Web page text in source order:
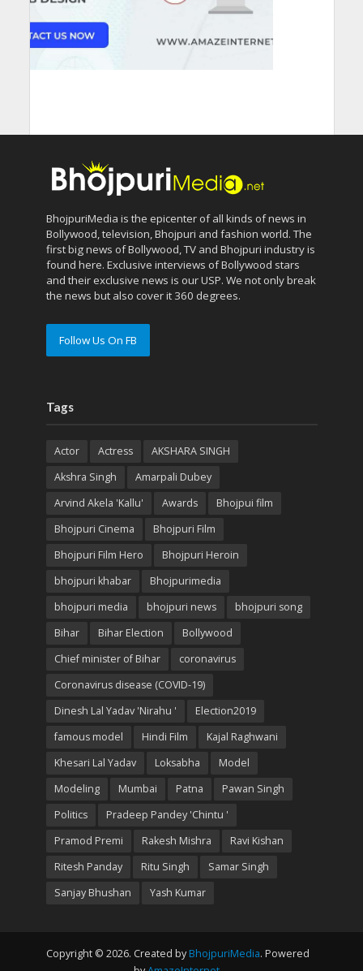
BhojpuriMedia is the epicenter of all kinds of news in
Bollywood, television, Bhojpuri and fashion world. The
first big news of Bollywood, TV and Bhojpuri industry is
found here. Exclusive interviews of Bollywood stars
and their exclusive news is our USP. We not only break
the news but also cover it 360 degrees.
Follow Us On FB
Tags
Actor Actress
AKSHARA SINGH
Akshra Singh
Amarpali Dubey
Arvind Akela 'Kallu'
Awards
Bhojpui film
Bhojpuri Cinema
Bhojpuri Film
Bhojpuri Film Hero
Bhojpuri Heroin
bhojpuri khabar
Bhojpurimedia
bhojpuri media
bhojpuri news
bhojpuri song
Bihar
Bihar Election
Bollywood
Chief minister of Bihar
coronavirus
Coronavirus disease (COVID-19)
Dinesh Lal Yadav 'Nirahu '
Election2019
famous model
Hindi Film
Kajal Raghwani
Khesari Lal Yadav
Loksabha
Model
Modeling
Mumbai Patna
Pawan Singh
Politics
Pradeep Pandey 'Chintu '
Pramod Premi
Rakesh Mishra
Ravi Kishan
Ritesh Panday
Ritu Singh
Samar Singh
Sanjay Bhushan
Yash Kumar
Copyright © 2026. Created by BhojpuriMedia. Powered